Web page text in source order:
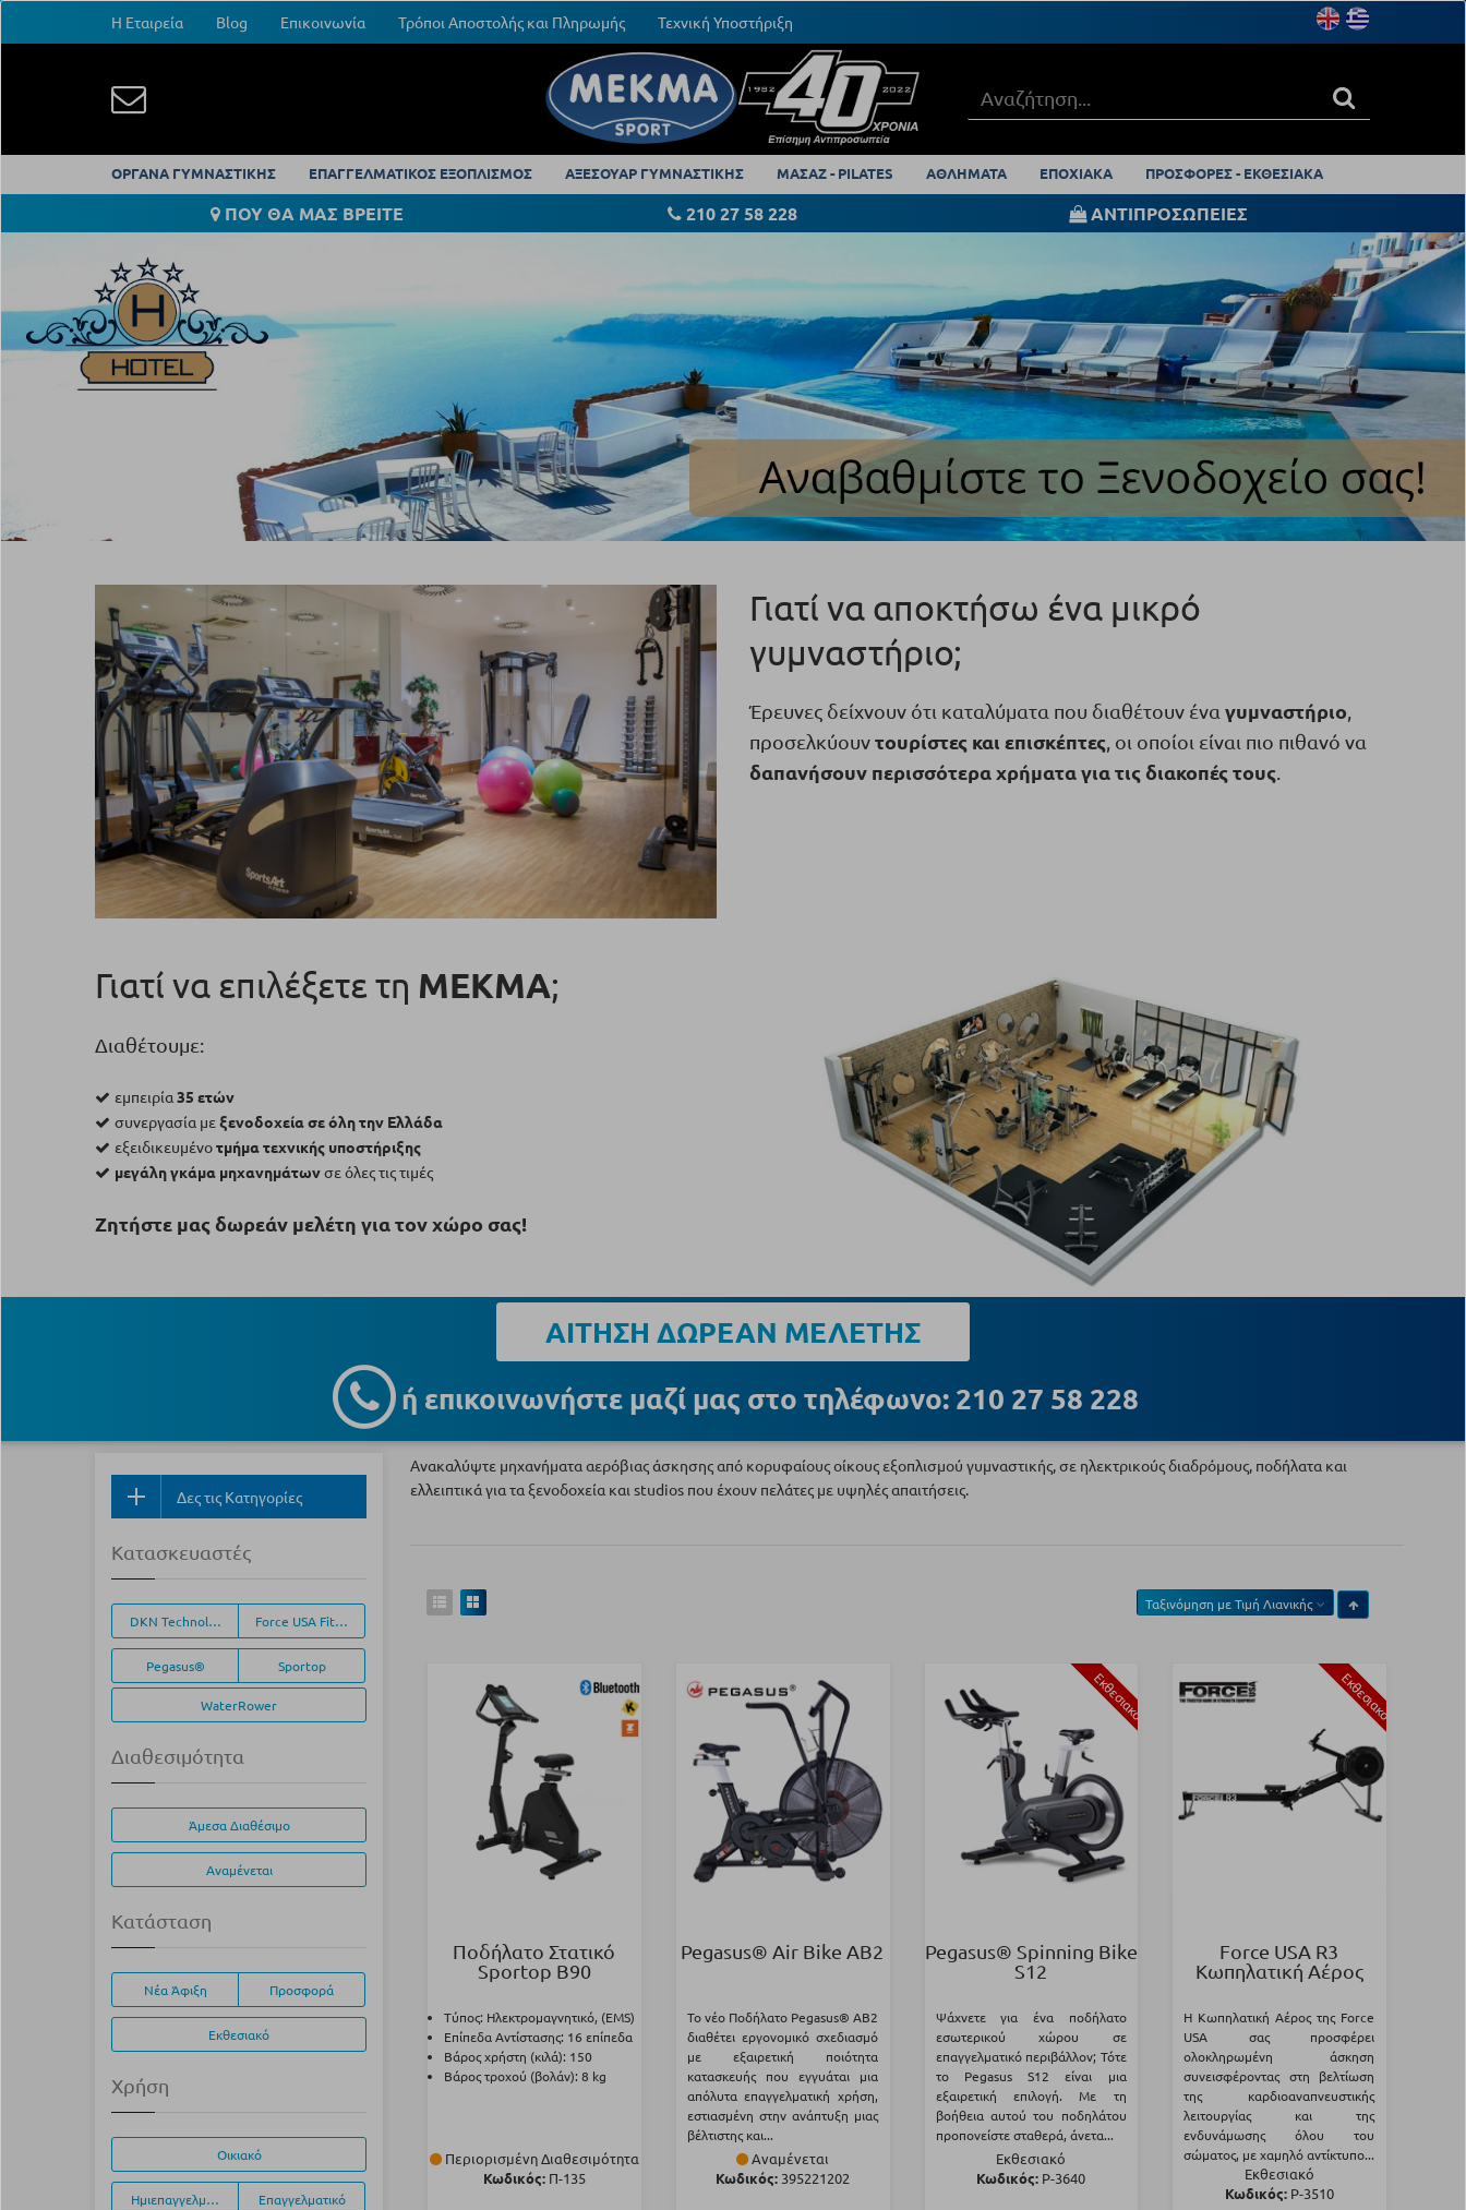
Η Εταιρεία Blog Επικοινωνία Τρόποι Αποστολής και Πληρωμής Τεχνική Υποστήριξη
ΟΡΓΑΝΑ ΓΥΜΝΑΣΤΙΚΗΣ ΕΠΑΓΓΕΛΜΑΤΙΚΟΣ ΕΞΟΠΛΙΣΜΟΣ ΑΞΕΣΟΥΑΡ ΓΥΜΝΑΣΤΙΚΗΣ ΜΑΣΑΖ - PILATES ΑΘΛΗΜΑΤΑ ΕΠΟΧΙΑΚΑ ΠΡΟΣΦΟΡΕΣ - ΕΚΘΕΣΙΑΚΑ
ΠΟΥ ΘΑ ΜΑΣ ΒΡΕΙΤΕ 210 27 58 228 ΑΝΤΙΠΡΟΣΩΠΕΙΕΣ
Γιατί να αποκτήσω ένα μικρό
γυμναστήριο;
Έρευνες δείχνουν ότι καταλύματα που διαθέτουν ένα γυμναστήριο
προσελκύουντουρίστες και επισκέπτες , οι οποίοι είναι πιο πιθανό να
δαπανήσουν περισσότερα χρήματα για τις διακοπές τους
Γιατί να επιλέξετε τη ΜΕΚΜΑ;
Διαθέτουμε:
εμπειρία35 ετών
συνεργασία μεξενοδοχεία σε όλη την Ελλάδα
εξειδικευμένοτμήμα τεχνικής υποστήριξης
μεγάλη γκάμα μηχανημάτωνσε όλες τις τιμές
Ζητήστε μας δωρεάν μελέτη για τον χώρο σας!
ΑΙΤΗΣΗ ΔΩΡΕΑΝ ΜΕΛΕΤΗΣ
ή επικοινωνήστε μαζί μας στο τηλέφωνο: 210 27 58 228
Ανακαλύψτε μηχανήματα αερόβιας άσκησης από κορυφαίους οίκους εξοπλισμού γυμναστικής, σε ηλεκτρικούς διαδρόμους, ποδήλατα και
ελλειπτικά για τα ξενοδοχεία και studios που έχουν πελάτες με υψηλές απαιτήσεις.
Ταξινόμηση μεΤιμή Λιανικής
Ποδήλατο Στατικό
Sportop B90
Τύπος: Ηλεκτρομαγνητικό, (EMS)
Επίπεδα Αντίστασης: 16 επίπεδα
Βάρος χρήστη (κιλά): 150
Βάρος τροχού (βολάν): 8 kg
Περιορισμένη Διαθεσιμότητα
Κωδικός:Π-135
Pegasus® Air Bike AB2
Το νέο Ποδήλατο Pegasus® AB2
διαθέτει εργονομικό σχεδιασμό
με εξαιρετική ποιότητα
κατασκευής που εγγυάται μια
απόλυτα επαγγελματική χρήση,
εστιασμένη στην ανάπτυξη μιας
βέλτιστης και...
Αναμένεται
Κωδικός:395221202
Εκθεσιακό
Pegasus® Spinning Bike
S12
Ψάχνετε για ένα ποδήλατο
εσωτερικού χώρου σε
επαγγελματικό περιβάλλον; Τότε
το Pegasus S12 είναι μια
εξαιρετική επιλογή. Με τη
βοήθεια αυτού του ποδηλάτου
προπονείστε σταθερά, άνετα...
Εκθεσιακό
Κωδικός: Ρ-3640
Εκθεσιακό
Force USA R3
Κωπηλατική Αέρος
Η Κωπηλατική Αέρος της Force
USA σας προσφέρει
ολοκληρωμένη άσκηση
συνεισφέροντας στη βελτίωση
της καρδιοαναπνευστικής
λειτουργίας και της
ενδυνάμωσης όλου του
σώματος, με χαμηλό αντίκτυπο...
Εκθεσιακό
Κωδικός:Ρ-3510
Δες τις Κατηγορίες
Κατασκευαστές
DKN Technology® Force USA Fitness Equipment
Pegasus® Sportop
WaterRower
Διαθεσιμότητα
Άμεσα Διαθέσιμο
Αναμένεται
Κατάσταση
Νέα Άφιξη Προσφορά
Εκθεσιακό
Χρήση
Οικιακό
Ημιεπαγγελματικό Επαγγελματικό